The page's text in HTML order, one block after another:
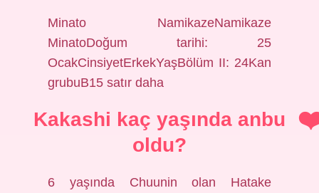
Minato NamikazeNamikaze
MinatoDoğum tarihi: 25
OcakCinsiyetErkekYaşBölüm II: 24Kan
grubuB15 satır daha
Kakashi kaç yaşında anbu
oldu?
6 yaşında Chuunin olan Hatake